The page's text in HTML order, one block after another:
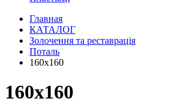
Главная
КАТАЛОГ
Золочення та реставрація
Поталь
160х160
160х160